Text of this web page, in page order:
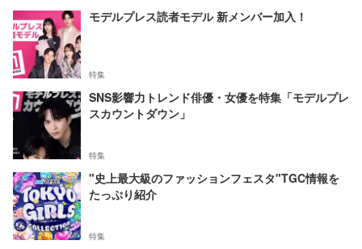
モデルプレス読者モデル 新メンバー加入！
特集
SNS影響力トレンド俳優・女優を特集「モデルプレ
スカウントダウン」
特集
"史上最大級のファッションフェスタ"TGC情報を
たっぷり紹介
特集